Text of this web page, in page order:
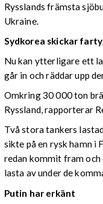
Rysslands främsta
Ukraine.
Sydkorea skickar
Nu kan ytterligare ett
går in och räddar upp
Omkring 30 000 ton
Ryssland, rapporterar
Två stora tankers
sikte på en rysk hamn i
redan kommit fram
lasta av under de
Putin har erkänt